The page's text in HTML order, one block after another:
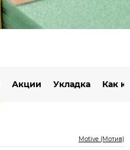
Акции Укладка Как
Motive (Мотив)